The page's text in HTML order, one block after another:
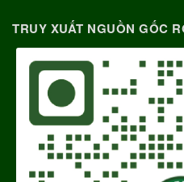
TRUY XUẤT NGUỒN GỐC